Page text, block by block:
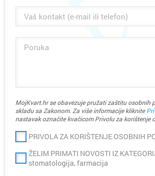
MojKvart.hr se obavezuje pružati zaštitu osobnih
skladu sa Zakonom. Za više informacije kliknite
nastavak označite kvačicom Privolu za korištenje
PRIVOLA ZA KORIŠTENJE OSOBNIH
ŽELIM PRIMATI NOVOSTI IZ
stomatologija, farmacija